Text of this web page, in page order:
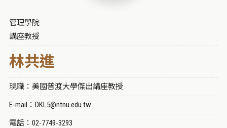
管理學院
講座教授
林共進
現職：美國普渡大學傑出講座教授
E-mail：DKL5@ntnu.edu.tw
電話：02-7749-3293